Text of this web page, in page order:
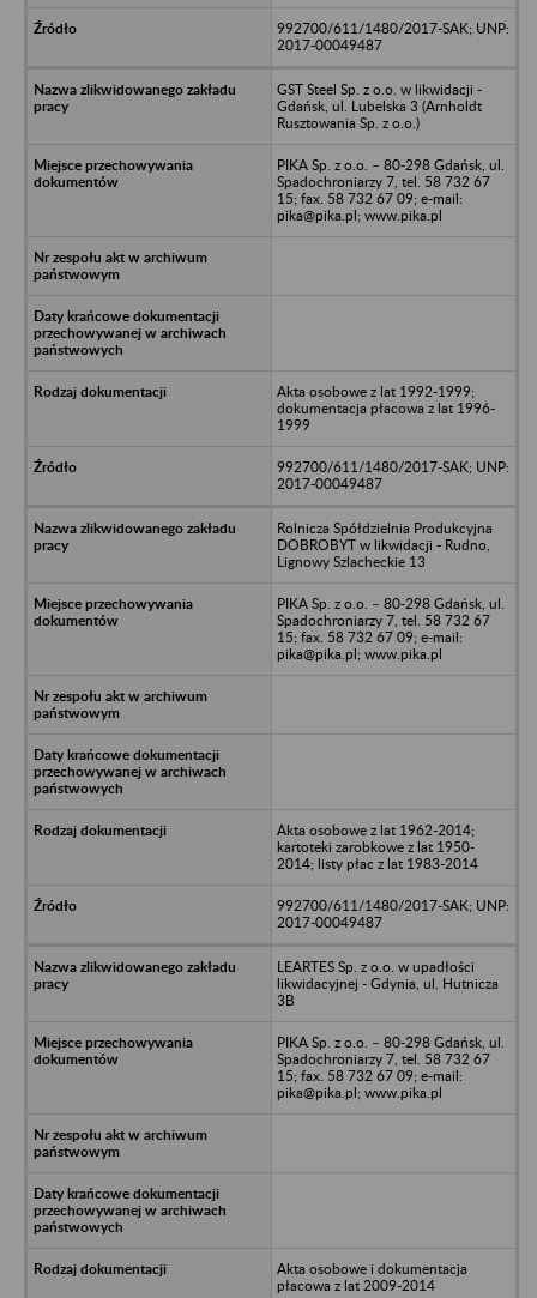
992700/611/1480/2017-SAK; UNP:
2017-00049487
GST Steel Sp. z o.o. w likwidacji -
Gdańsk, ul. Lubelska 3 (Arnholdt
Rusztowania Sp. z o.o.)
PIKA Sp. z o.o. – 80-298 Gdańsk, ul.
Spadochroniarzy 7, tel. 58 732 67
15; fax. 58 732 67 09; e-mail:
pika@pika.pl; www.pika.pl
Akta osobowe z lat 1992-1999;
dokumentacja płacowa z lat 1996-
1999
992700/611/1480/2017-SAK; UNP:
2017-00049487
Rolnicza Spółdzielnia Produkcyjna
DOBROBYT w likwidacji - Rudno,
Lignowy Szlacheckie 13
PIKA Sp. z o.o. – 80-298 Gdańsk, ul.
Spadochroniarzy 7, tel. 58 732 67
15; fax. 58 732 67 09; e-mail:
pika@pika.pl; www.pika.pl
Akta osobowe z lat 1962-2014;
kartoteki zarobkowe z lat 1950-
2014; listy płac z lat 1983-2014
992700/611/1480/2017-SAK; UNP:
2017-00049487
LEARTES Sp. z o.o. w upadłości
likwidacyjnej - Gdynia, ul. Hutnicza
3B
PIKA Sp. z o.o. – 80-298 Gdańsk, ul.
Spadochroniarzy 7, tel. 58 732 67
15; fax. 58 732 67 09; e-mail:
pika@pika.pl; www.pika.pl
Akta osobowe i dokumentacja
płacowa z lat 2009-2014